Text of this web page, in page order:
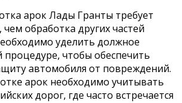
арок Лады Гранты требует
обработка других частей
уделить должное
чтобы обеспечить
автомобиля от повреждений.
арок необходимо учитывать
дорог, где часто встречается